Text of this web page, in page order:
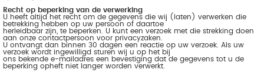
Recht op beperking van de verwerking
U heeft altijd het recht om de gegevens die wij (laten) verwerken die
betrekking hebben op uw persoon of daartoe
herleidbaar zijn, te beperken. U kunt een verzoek met die strekking doen
aan onze contactpersoon voor privacyzaken.
U ontvangt dan binnen 30 dagen een reactie op uw verzoek. Als uw
verzoek wordt ingewilligd sturen wij u op het bij
ons bekende e-mailadres een bevestiging dat de gegevens tot u de
beperking opheft niet langer worden verwerkt.